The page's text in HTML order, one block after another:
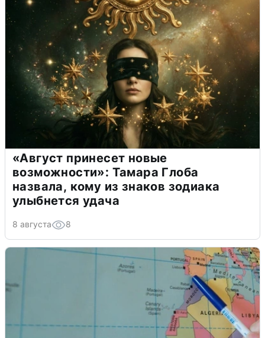
«Август принесет новые
возможности»: Тамара Глоба
назвала, кому из знаков зодиака
улыбнется удача
8 августа 8